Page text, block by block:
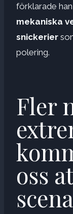
förklarade han
mekaniska
snickerier
polering.
Fler
oss